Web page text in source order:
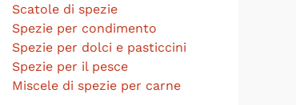
Scatole di spezie
Spezie per condimento
Spezie per dolci e pasticcini
Spezie per il pesce
Miscele di spezie per carne